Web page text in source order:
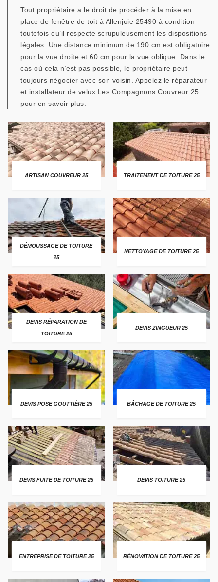
Tout propriétaire a le droit de procéder à la mise en
place de fenêtre de toit à Allenjoie 25490 à condition
toutefois qu’il respecte scrupuleusement les dispositions
légales. Une distance minimum de 190 cm est obligatoire
pour la vue droite et 60 cm pour la vue oblique. Dans le
cas où cela n’est pas possible, le propriétaire peut
toujours négocier avec son voisin. Appelez le réparateur
et installateur de velux Les Compagnons Couvreur 25
pour en savoir plus.
ARTISAN COUVREUR 25 TRAITEMENT DE TOITURE 25
DÉMOUSSAGE DE TOITURE
25
NETTOYAGE DE TOITURE 25
DEVIS RÉPARATION DE
TOITURE 25
DEVIS ZINGUEUR 25
DEVIS POSE GOUTTIÈRE 25 BÂCHAGE DE TOITURE 25
DEVIS FUITE DE TOITURE 25 DEVIS TOITURE 25
ENTREPRISE DE TOITURE 25 RÉNOVATION DE TOITURE 25